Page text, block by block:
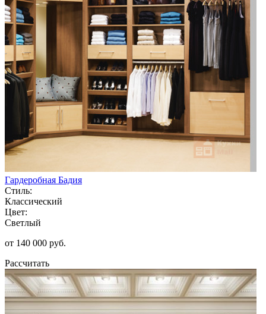
Гардеробная Бадия
Стиль:
Классический
Цвет:
Светлый
от 140 000 руб.
Рассчитать